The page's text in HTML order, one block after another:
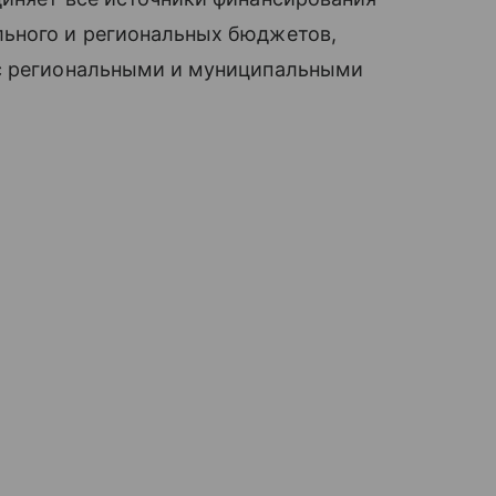
и региональных бюджетов,
региональными и муниципальными